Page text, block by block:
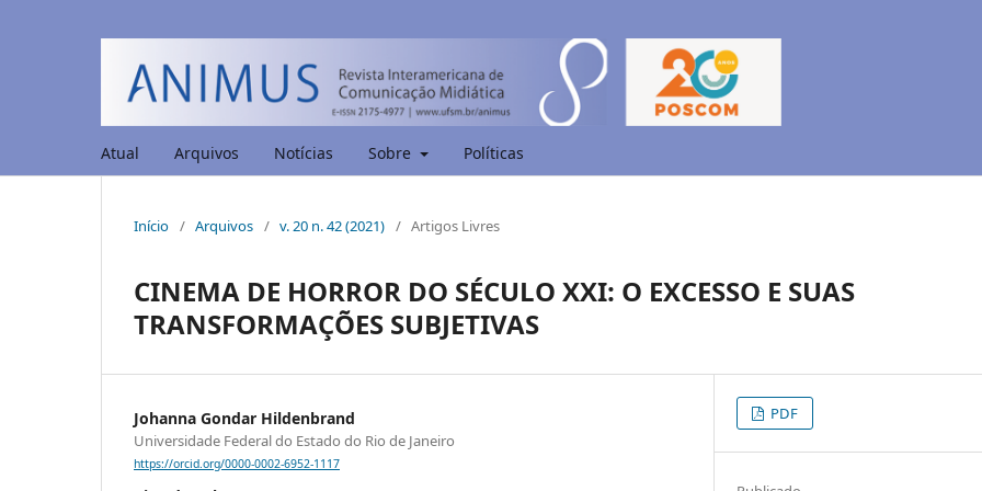
Atual Arquivos Notícias Sobre Políticas
Início / Arquivos / v. 20 n. 42 (2021) / Artigos Livres
CINEMA DE HORROR DO SÉCULO XXI: O EXCESSO E SUAS
TRANSFORMAÇÕES SUBJETIVAS
Johanna Gondar Hildenbrand
Universidade Federal do Estado do Rio de Janeiro
https://orcid.org/0000-0002-6952-1117
PDF